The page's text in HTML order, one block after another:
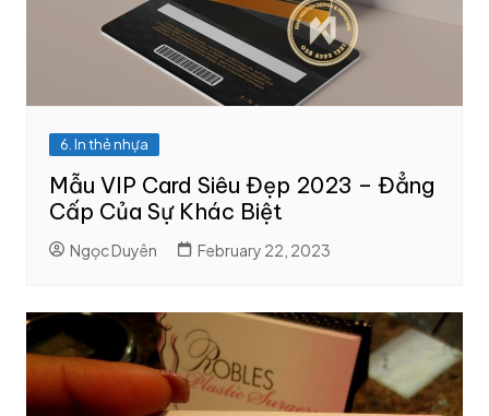
6. In thẻ nhựa
Mẫu VIP Card Siêu Đẹp 2023 – Đẳng
Cấp Của Sự Khác Biệt
Ngọc Duyên February 22, 2023